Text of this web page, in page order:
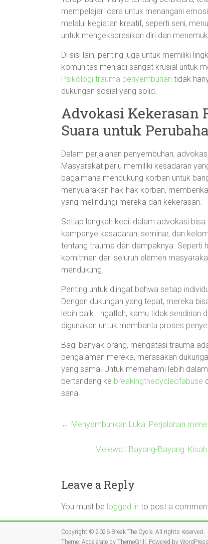
mempelajari cara untuk menangani
melalui kegiatan kreatif, seperti seni,
untuk mengekspresikan diri dan
Di sisi lain, penting juga untuk memiliki
komunitas menjadi sangat krusial untuk
Psikologi trauma penyembuhan tidak
dukungan sosial yang solid.
Advokasi Kekerasan
Suara untuk
Dalam perjalanan penyembuhan,
Masyarakat perlu memiliki kesadaran
bagaimana mendukung korban untuk
menyuarakan hak-hak korban,
yang melindungi mereka dari kekerasan.
Setiap langkah kecil dalam advokasi
kampanye kesadaran, seminar, dan
tentang trauma dan dampaknya. Seperti
komitmen dari seluruh elemen
mendukung.
Penting untuk diingat bahwa setiap
Dengan dukungan yang tepat, mereka
lebih baik. Ingatlah, kamu tidak sendirian
digunakan untuk membantu proses
Bagi banyak orang, mengatasi trauma
pengalaman mereka, merasakan
yang sama. Untuk memahami lebih
bertandang ke breakingthecycleofabuse
sana.
← Menyembuhkan Luka: Perjalanan
Melewati Bayang-Bayang:
Leave a Reply
You must be logged in to post a
Copyright © 2026 Break The Cycle. All rights reserved.
Theme: Accelerate by ThemeGrill. Powered by WordPress